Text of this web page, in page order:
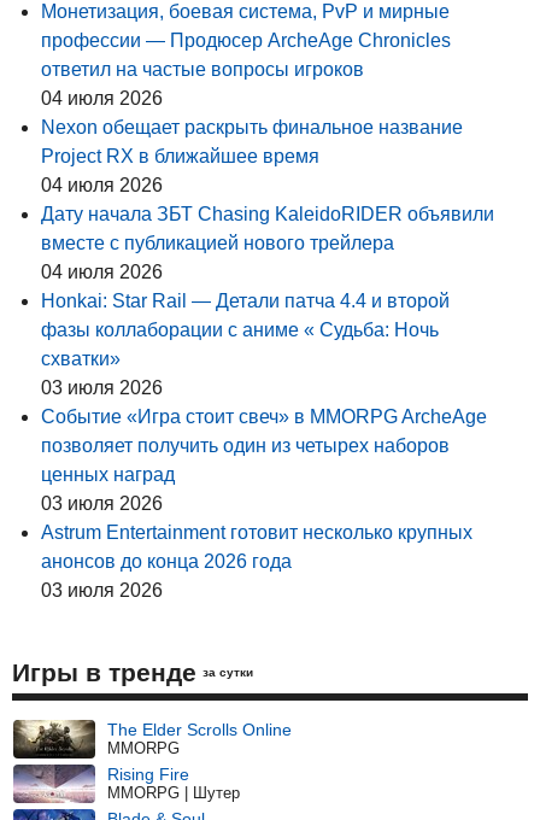
Монетизация, боевая система, PvP и мирные
профессии — Продюсер ArcheAge Chronicles
ответил на частые вопросы игроков
04 июля 2026
Nexon обещает раскрыть финальное название
Project RX в ближайшее время
04 июля 2026
Дату начала ЗБТ Chasing KaleidoRIDER объявили
вместе с публикацией нового трейлера
04 июля 2026
Honkai: Star Rail — Детали патча 4.4 и второй
фазы коллаборации с аниме « Судьба: Ночь
схватки»
03 июля 2026
Событие «Игра стоит свеч» в MMORPG ArcheAge
позволяет получить один из четырех наборов
ценных наград
03 июля 2026
Astrum Entertainment готовит несколько крупных
анонсов до конца 2026 года
03 июля 2026
Игры в тренде за сутки
The Elder Scrolls Online
MMORPG
Rising Fire
MMORPG | Шутер